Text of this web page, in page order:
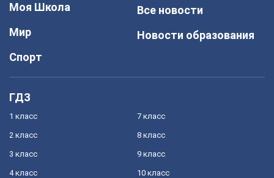
Моя Школа
Мир
Спорт
Все новости
Новости образования
ГДЗ
1 класс
2 класс
3 класс
4 класс
7 класс
8 класс
9 класс
10 класс